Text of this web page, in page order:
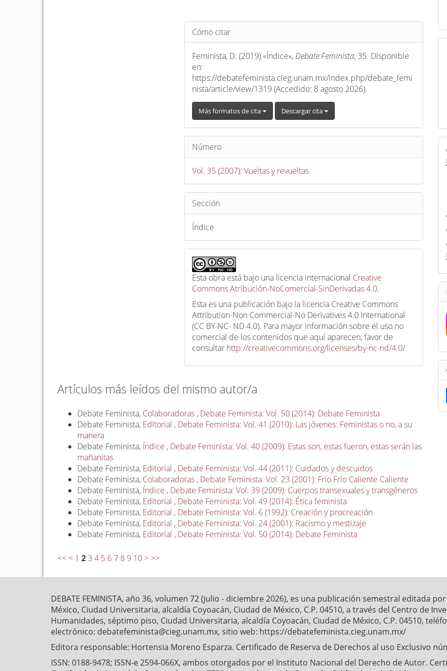
Detalles
del
artículo
Cómo citar
Feminista, D. (2019) «Índice», Debate Feminista, 35. Disponible
en:
https://debatefeminista.cieg.unam.mx/index.php/debate_femi
nista/article/view/1319 (Accedido: 8 agosto 2026).
Más formatos de cita Descargar cita
Número
Vol. 35 (2007): Vueltas y revueltas
Sección
Índice
Esta obra está bajo una licencia internacional Creative
Commons Atribución-NoComercial-SinDerivadas 4.0.
Esta es una publicación bajo la licencia Creative Commons
Attribution-Non Commercial-No Derivatives 4.0 International
(CC BY-NC- ND 4.0). Para mayor información sobre el uso no
comercial de los contenidos que aquí aparecen, favor de
consultar http://creativecommons.org/licenses/by-nc-nd/4.0/
Artículos más leídos del mismo autor/a
Debate Feminista, Colaboradoras , Debate Feminista: Vol. 50 (2014): Debate Feminista
Debate Feminista, Editorial , Debate Feminista: Vol. 41 (2010): Las jóvenes: Feministas o no, a su
manera
Debate Feminista, Índice , Debate Feminista: Vol. 40 (2009): Estas son, estas fueron, estas serán las
mañanitas
Debate Feminista, Editorial , Debate Feminista: Vol. 44 (2011): Cuidados y descuidos
Debate Feminista, Colaboradoras , Debate Feminista: Vol. 23 (2001): Frío Frío Caliente Caliente
Debate Feminista, Índice , Debate Feminista: Vol. 39 (2009): Cuerpos transexuales y transgéneros
Debate Feminista, Editorial , Debate Feminista: Vol. 49 (2014): Ética feminista
Debate Feminista, Editorial , Debate Feminista: Vol. 6 (1992): Creación y procreación
Debate Feminista, Editorial , Debate Feminista: Vol. 24 (2001): Racismo y mestizaje
Debate Feminista, Editorial , Debate Feminista: Vol. 50 (2014): Debate Feminista
<< < 1 2 3 4 5 6 7 8 9 10 > >>
t
i
DEBATE FEMINISTA, año 36, volumen 72 (julio - diciembre 2026), es una publicación semestral editada
México, Ciudad Universitaria, alcaldía Coyoacán, Ciudad de México, C.P. 04510, a través del Centro de
Humanidades, séptimo piso, Ciudad Universitaria, alcaldía Coyoacán, Ciudad de México, C.P. 04510,
electrónico: debatefeminista@cieg.unam.mx, sitio web: https://debatefeminista.cieg.unam.mx/
Editora responsable: Hortensia Moreno Esparza. Certificado de Reserva de Derechos al uso Exclusivo
ISSN: 0188-9478; ISSN-e 2594-066X, ambos otorgados por el Instituto Nacional del Derecho de Autor.